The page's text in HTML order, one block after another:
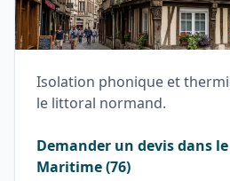
Isolation phonique et
le littoral normand.
Demander un devis dans le
Maritime(76)